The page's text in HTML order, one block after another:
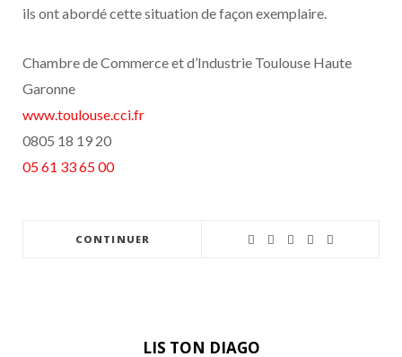
ils ont abordé cette situation de façon exemplaire.
Chambre de Commerce et d’Industrie Toulouse Haute
Garonne
www.toulouse.cci.fr
0805 18 19 20
05 61 33 65 00
CONTINUER
LIS TON DIAGO